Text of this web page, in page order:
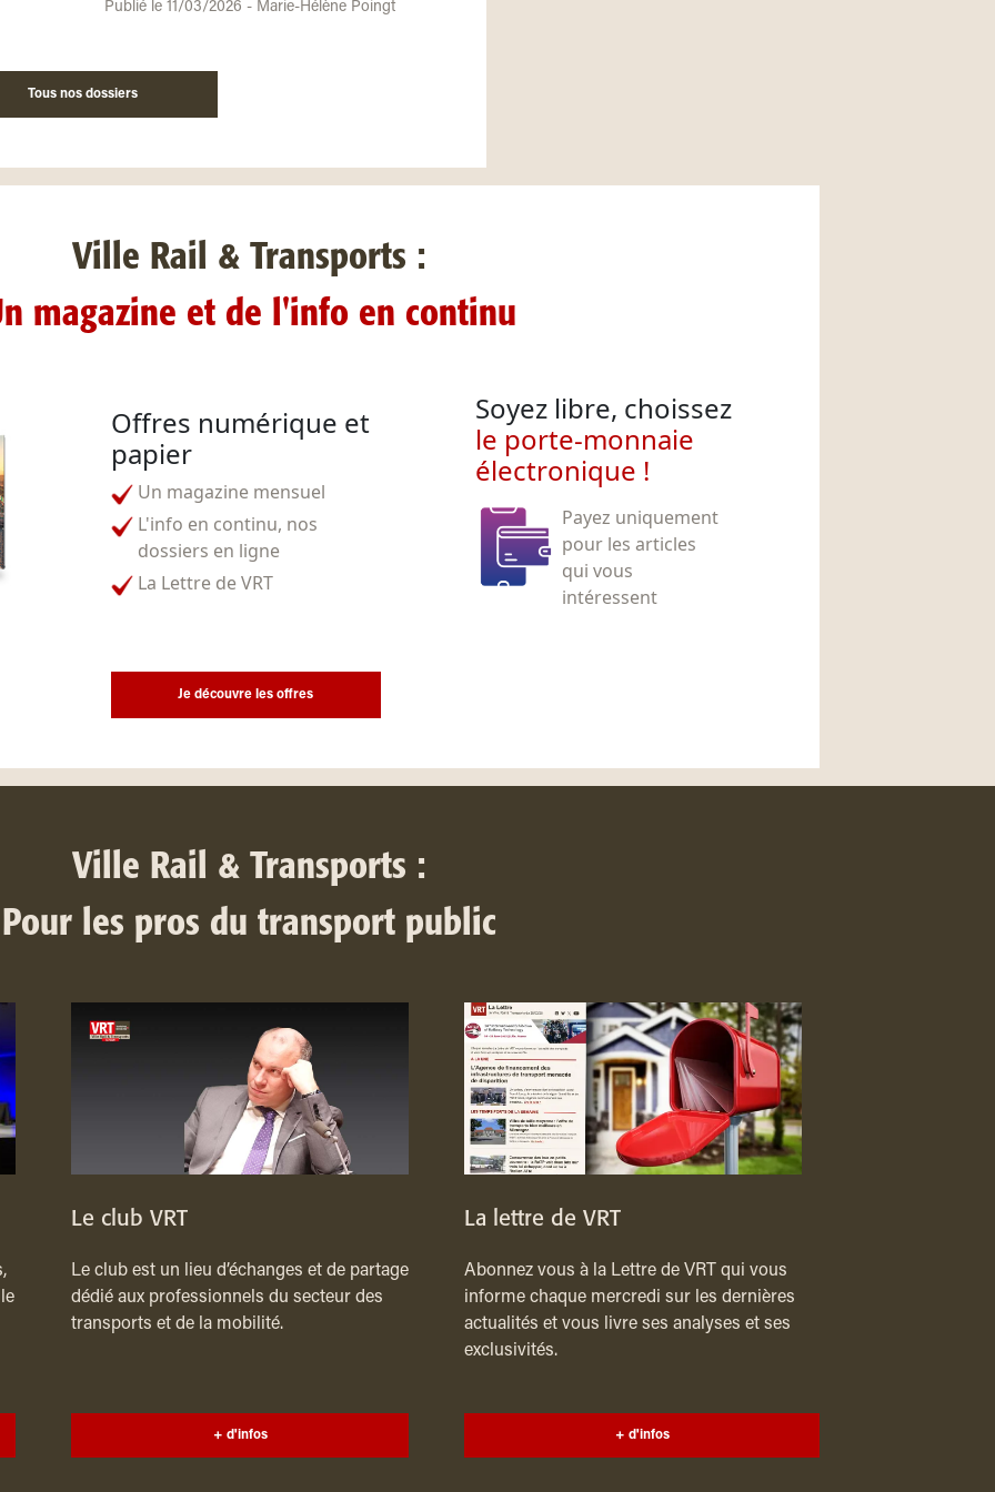
Publié le 11/03/2026 - Marie-Hélène Poingt
Tous nos dossiers
Ville Rail & Transports :
magazine et de l'info en continu
Offres numérique et
papier
Un magazine mensuel
L'info en continu, nos
dossiers en ligne
La Lettre de VRT
Soyez libre, choissez
le porte-monnaie
électronique !
Payez uniquement
pour les articles
qui vous
intéressent
Je découvre les offres
Ville Rail & Transports :
Pour les pros du transport public
Le club VRT
Le club est un lieu d’échanges et de partage
dédié aux professionnels du secteur des
transports et de la mobilité.
+ d'infos
La lettre de VRT
Abonnez vous à la Lettre de VRT qui vous
informe chaque mercredi sur les dernières
actualités et vous livre ses analyses et ses
exclusivités.
+ d'infos